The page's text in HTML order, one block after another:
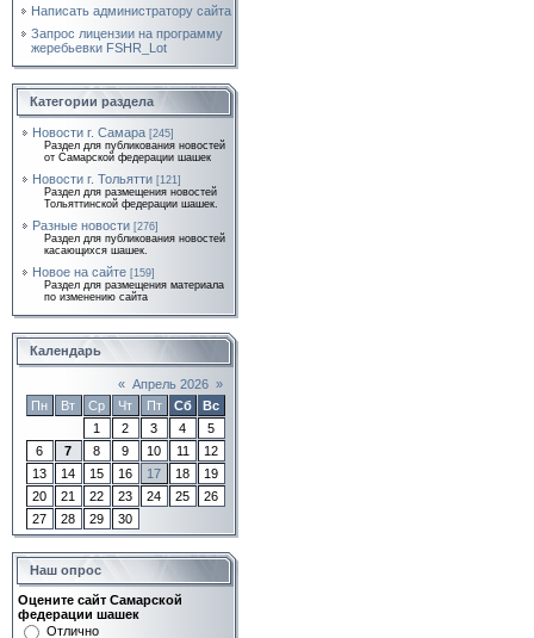
Написать администратору сайта
Запрос лицензии на программу
жеребьевки FSHR_Lot
Категории раздела
Новости г. Самара [245]
Раздел для публикования новостей
от Самарской федерации шашек
Новости г. Тольятти [121]
Раздел для размещения новостей
Тольяттинской федерации шашек.
Разные новости [276]
Раздел для публикования новостей
касающихся шашек.
Новое на сайте [159]
Раздел для размещения материала
по изменению сайта
Календарь
« Апрель 2026 »
Пн
Вт Ср Чт Пт Сб
Вс
1
2 3 4
5
6
7 8 9 10 11
12
13
14 15 16 17 18
19
20
21 22 23 24 25
26
27
28 29 30
Наш опрос
Оцените сайт Самарской
федерации шашек
Отлично